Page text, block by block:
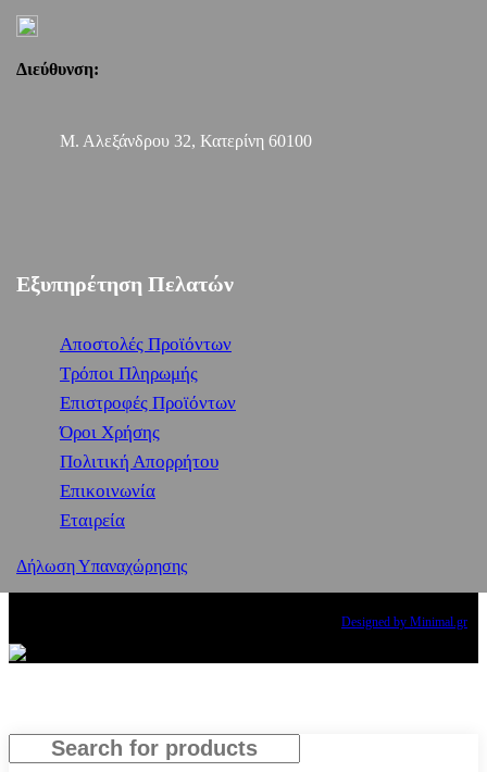
Διεύθυνση:
Μ. Αλεξάνδρου 32, Κατερίνη 60100
Εξυπηρέτηση Πελατών
Αποστολές Προϊόντων
Τρόποι Πληρωμής
Επιστροφές Προϊόντων
Όροι Χρήσης
Πολιτική Απορρήτου
Επικοινωνία
Εταιρεία
Δήλωση Υπαναχώρησης
Designed by Minimal.gr
Search